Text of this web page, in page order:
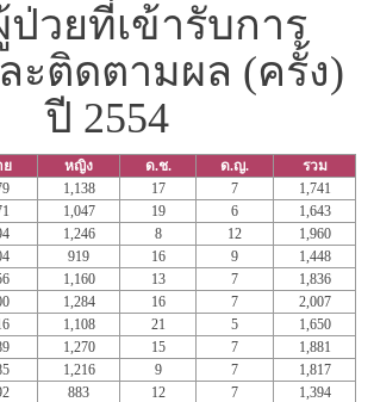
วยที่เข้ารับการ
ะติดตามผล (ครั้ง)
ปี 2554
ย หญิง ด.ช. ด.ญ.
รวม
1,138 17 7
1,741
1,047 19 6
1,643
1,246 8 12
1,960
919 16 9
1,448
1,160 13 7
1,836
1,284 16 7
2,007
1,108 21 5
1,650
1,270 15 7
1,881
1,216 9 7
1,817
883 12 7
1,394